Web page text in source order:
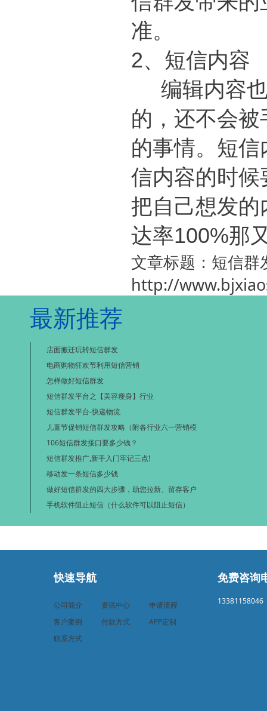
准。
2、短信内容
编辑内容也
的，还不会
的事情。短
信内容的时
把自己想发
达率100%那
文章标题：短信群
http://
最新推荐
店面搬迁玩转短信群发
电商购物狂欢节利用短信营销
怎样做好短信群发
短信群发平台之【美容瘦身】行业
短信群发平台-快递物流
儿童节促销短信群发攻略（附各行业六一营销模
106短信群发接口要多少钱？
短信群发推广,新手入门牢记三点!
移动发一条短信多少钱
做好短信群发的四大步骤，助您拉新、留存客户
手机软件阻止短信（什么软件可以阻止短信）
快速导航
公司简介 资讯中心
申请流程
客户案例
付款方式
APP定制
联系方式
免费咨询
13381158046